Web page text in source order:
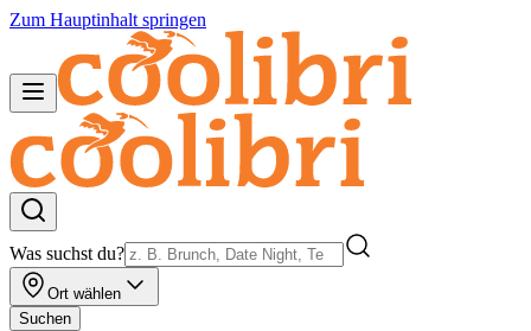
Zum Hauptinhalt springen
Was suchst du?
Ort wählen
Suchen